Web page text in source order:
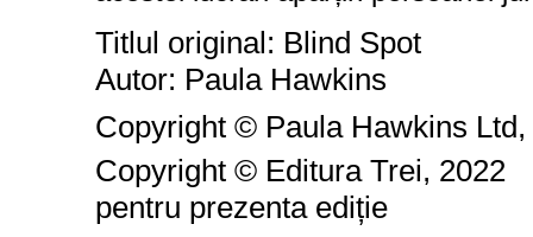
Titlul original: Blind Spot
Autor: Paula Hawkins
Copyright © Paula Hawkins Ltd,
Copyright © Editura Trei, 2022
pentru prezenta ediție